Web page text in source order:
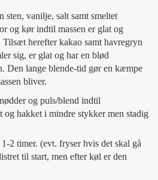
sten, vanilje, salt samt smeltet
og kør indtil massen er glat og
herefter kakao samt havregryn
sig, er glat og har en blød
Den lange blende-tid gør en kæmpe
bliver.
og puls/blend indtil
og hakket i mindre stykker men stadig
2 timer. (evt. fryser hvis det skal gå
til start, men efter køl er den